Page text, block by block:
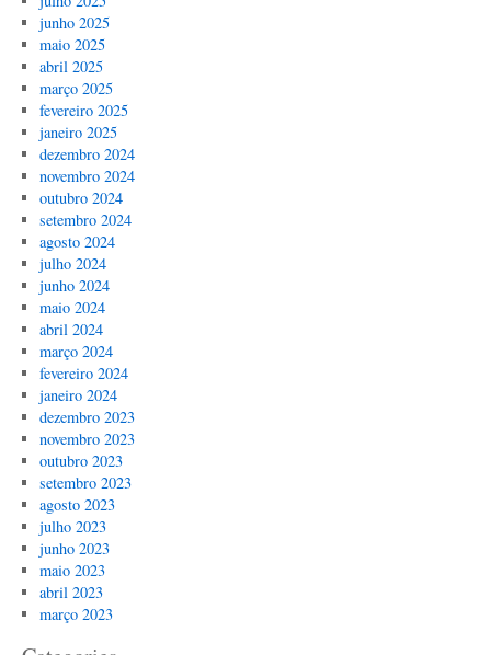
junho 2025
maio 2025
abril 2025
março 2025
fevereiro 2025
janeiro 2025
dezembro 2024
novembro 2024
outubro 2024
setembro 2024
agosto 2024
julho 2024
junho 2024
maio 2024
abril 2024
março 2024
fevereiro 2024
janeiro 2024
dezembro 2023
novembro 2023
outubro 2023
setembro 2023
agosto 2023
julho 2023
junho 2023
maio 2023
abril 2023
março 2023